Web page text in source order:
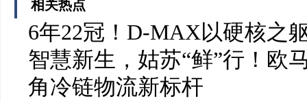
相关热点
6年22冠！D-MAX以硬核之
智慧新生，姑苏“鲜”行！欧
角冷链物流新标杆